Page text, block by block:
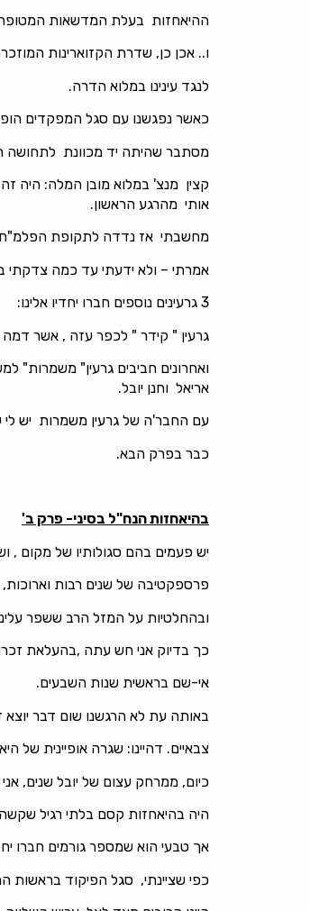
ההיאחזות בעלת המדשאות
ו.. אכן כן, שדרת הקזוארינות
לנגד עינינו במלוא הדרה.
כאשר נפגשנו עם סגל המפקדים
מסתבר שהיתה יד מכוונת לתחושה
קצין מנצ' במלוא מובן המלה: היה
אותי מהרגע הראשון.
מחשבתי אז נדדה לתקופת הפלמ"ח,
אמרתי – ולא ידעתי עד כמה צדקתי
3 גרעינים נוספים חברו יחדיו אלינו:
גרעין " קידר " לכפר עזה , אשר דמה
ואחרונים חביבים גרעין"
אריאל וחנן יובל.
עם החבר'ה של גרעין משמרות יש לי
כבר בפרק הבא.
בהיאחזות הנח"ל בסיני- פרק ב'
יש פעמים בהם סגולותיו של מקום ,
פרספקטיבה של שנים רבות
ובהחלטיות על המזל הרב ששפר
כך בדיוק אני חש עתה ,בהעלאת
אי-שם בראשית שנות השבעים.
באותה עת לא הרגשנו שום דבר יוצא
צבאיים. דהיינו: שגרה אופיינית של
כיום, ממרחק עצום של יובל שנים,
היה בהיאחזות קסם בלתי רגיל
אך טבעי הוא שמספר גורמים חברו
כפי שציינתי, סגל הפיקוד בראשות